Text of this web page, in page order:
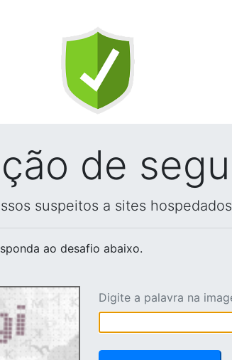
de
suspeitos a sites
ao desafio abaixo.
Digite a palavra na